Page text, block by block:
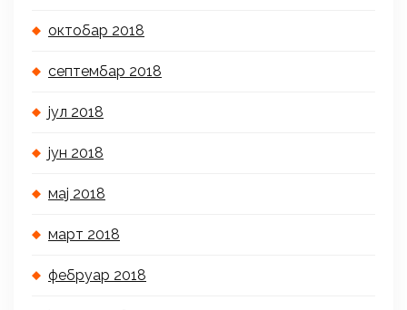
октобар 2018
септембар 2018
јул 2018
јун 2018
мај 2018
март 2018
фебруар 2018